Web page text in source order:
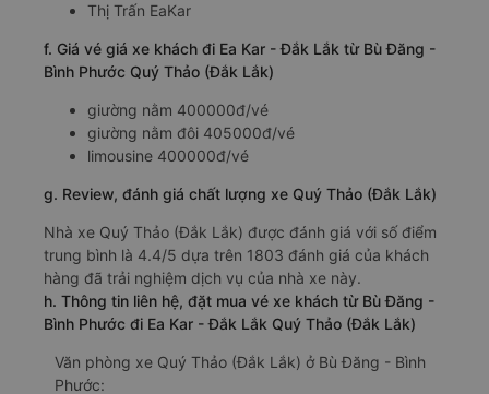
Thị Trấn EaKar
f. Giá vé giá xe khách đi Ea Kar - Đắk Lắk từ Bù Đăng -
Bình Phước Quý Thảo (Đắk Lắk)
giường nằm 400000đ/vé
giường nằm đôi 405000đ/vé
limousine 400000đ/vé
g. Review, đánh giá chất lượng xe Quý Thảo (Đắk Lắk)
Nhà xe Quý Thảo (Đắk Lắk) được đánh giá với số điểm
trung bình là 4.4/5 dựa trên 1803 đánh giá của khách
hàng đã trải nghiệm dịch vụ của nhà xe này.
h. Thông tin liên hệ, đặt mua vé xe khách từ Bù Đăng -
Bình Phước đi Ea Kar - Đắk Lắk Quý Thảo (Đắk Lắk)
Văn phòng xe Quý Thảo (Đắk Lắk) ở Bù Đăng - Bình
Phước: